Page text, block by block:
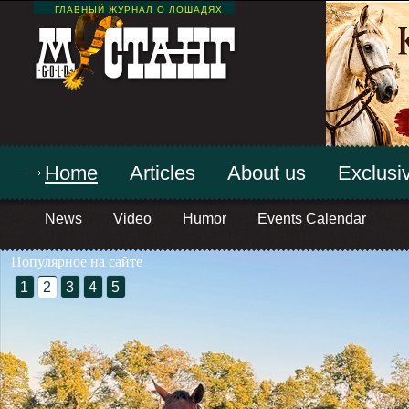
ГЛАВНЫЙ ЖУРНАЛ О ЛОШАДЯХ
Home
News Video Humor Events Calendar
Articles About us
Популярное на сайте
1
2 3 4 5